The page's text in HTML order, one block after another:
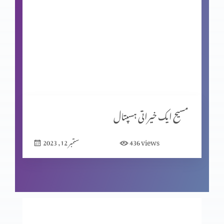
یسعیاہ کی کتاب باب 53 (حصہ 2)
یسعیاہ کی کتاب 53 باب
مسیح ایک خیراتی ہسپتال
ستمبر 12, 2023 436views